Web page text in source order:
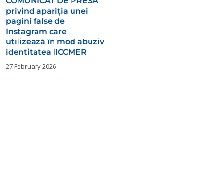
privind apariția unei
pagini false de
Instagram care
utilizează în mod abuziv
identitatea IICCMER
27 February 2026